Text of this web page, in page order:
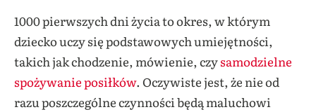
1000 pierwszych dni życia to okres, w którym
dziecko uczy się podstawowych umiejętności,
takich jak chodzenie, mówienie, czysamodzielne
spożywanie posiłków. Oczywiste jest, że nie od
razu poszczególne czynności będą maluchowi